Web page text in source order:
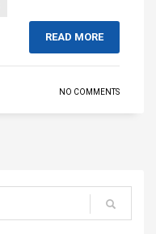
READ MORE
NO COMMENTS